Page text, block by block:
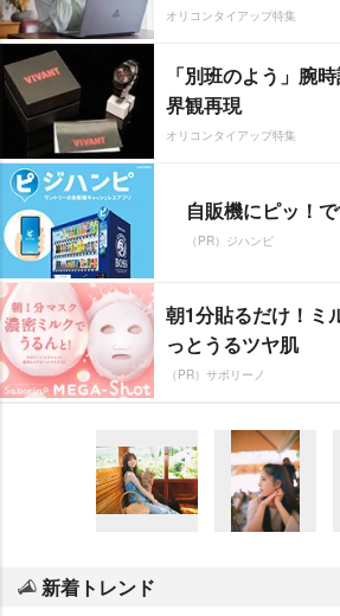
オリコンタイアップ特集
「別班のよう」腕
界観再現
オリコンタイアップ特集
自販機にピッ！
（PR）ジハンピ
朝1分貼るだけ！ミ
っとうるツヤ肌
（PR）サボリーノ
新着トレンド